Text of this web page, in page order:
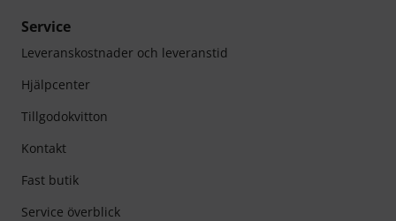
Service
Leveranskostnader och leveranstid
Hjälpcenter
Tillgodokvitton
Kontakt
Fast butik
Service överblick